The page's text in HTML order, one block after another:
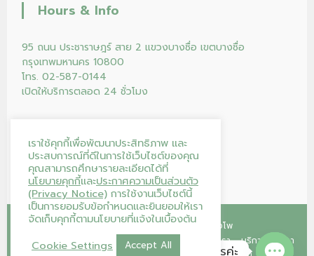
Hours & Info
95 ถนน ประชาราษฎร์ สาย 2 แขวงบางซื่อ เขตบางซื่อ
กรุงเทพมหานคร 10800
โทร. 02-587-0144
เปิดให้บริการตลอด 24 ชั่วโมง
Copyright © 2026โรงพยาบาลบางโพ
หน้าแรก
คลินิก โปรแกรม/แพ็กเกจ ร้านค้าของเรา
บริการของเรา
เราใช้คุกกี้เพื่อพัฒนาประสิทธิภาพ และ
ประสบการณ์ที่ดีในการใช้เว็บไซต์ของคุณ
คุณสามารถศึกษารายละเอียดได้ที่
นโยบายคุกกี้และประกาศความเป็นส่วนตัว
(Privacy Notice) การใช้งานเว็บไซต์นี้
เป็นการยอมรับข้อกำหนดและยินยอมให้เรา
จัดเก็บคุกกี้ตามนโยบายที่แจ้งในเบื้องต้น
Cookie Settings
Accept All
โรงพยาบาลบางโพ ยินดีให้บริการค่ะ